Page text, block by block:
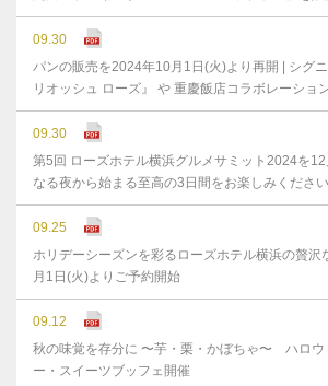
09.30
パンの販売を2024年10月1日(火)より再開 | シグ
リオッシュ ローズ』 や 重慶飯店コラボレーショ
09.30
第5回 ローズホテル横浜グルメサミット2024を
なる夜から始まる至高の3日間をお楽しみください
09.25
ホリデーシーズンを彩るローズホテル横浜の贅沢
月1日(火)よりご予約開始
09.12
秋の味覚を存分に 〜芋・栗・かぼちゃ〜 ハロウ
ー・スイーツブッフェ開催